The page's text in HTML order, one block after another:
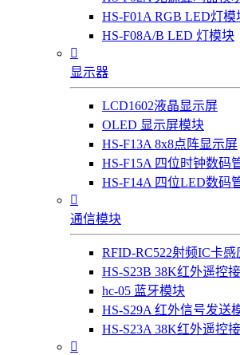
HS-F01A RGB LED灯模
HS-F08A/B LED 灯模块

显示器
LCD1602液晶显示屏
OLED 显示屏模块
HS-F13A 8x8点阵显示屏
HS-F15A 四位时钟数码
HS-F14A 四位LED数码

通信模块
RFID-RC522射频IC卡感
HS-S23B 38K红外遥控
hc-05 蓝牙模块
HS-S29A 红外信号发送
HS-S23A 38K红外遥控
